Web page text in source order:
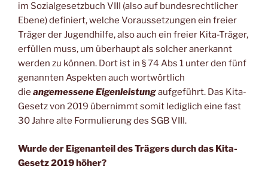
im Sozialgesetzbuch VIII (also auf bundesrechtlicher
Ebene) definiert, welche Voraussetzungen ein freier
Träger der Jugendhilfe, also auch ein freier Kita-Träger,
erfüllen muss, um überhaupt als solcher anerkannt
werden zu können. Dort ist in § 74 Abs 1 unter den fünf
genannten Aspekten auch wortwörtlich
die angemessene Eigenleistungaufgeführt. Das Kita-
Gesetz von 2019 übernimmt somit lediglich eine fast
30 Jahre alte Formulierung des SGB VIII.
Wurde der Eigenanteil des Trägers durch das Kita-
Gesetz 2019 höher?